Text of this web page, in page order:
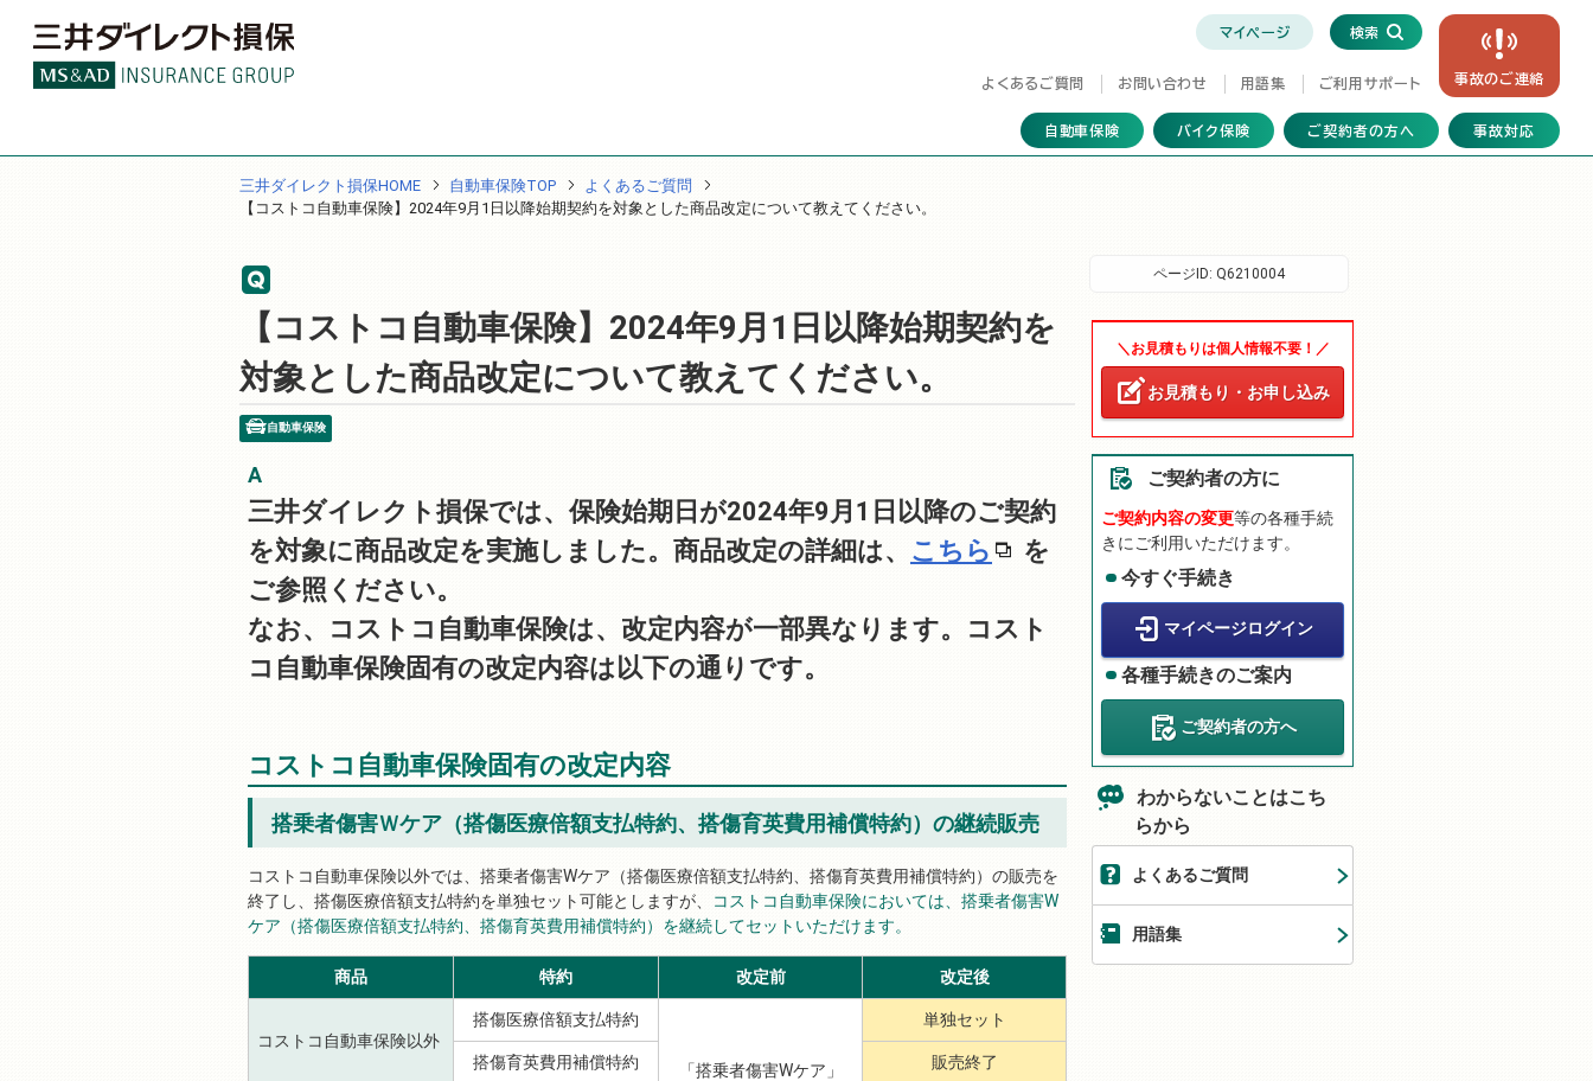
マイページ 検索
事故のご連絡
よくあるご質問 お問い合わせ 用語集 ご利用サポート
自動車保険 バイク保険 ご契約者の方へ 事故対応
三井ダイレクト損保HOME 自動車保険TOP
よくあるご質問
【コストコ自動車保険】2024年9月1日以降始期契約を対象とした商品改定について教えてください。
【コストコ自動車保険】2024年9月1日以降始期契約を
対象とした商品改定について教えてください。
自動車保険
三井ダイレクト損保では、保険始期日が2024年9月1日以降のご契約
を対象に商品改定を実施しました。商品改定の詳細は、 こちら
を
ご参照ください。
なお、コストコ自動車保険は、改定内容が一部異なります。コスト
コ自動車保険固有の改定内容は以下の通りです。
コストコ自動車保険固有の改定内容
搭乗者傷害Ｗケア（搭傷医療倍額支払特約、搭傷育英費用補償特約）の継続販売
コストコ自動車保険以外では、搭乗者傷害Wケア（搭傷医療倍額支払特約、搭傷育英費用補償特約）の販売を
終了し、搭傷医療倍額支払特約を単独セット可能としますが、
コストコ自動車保険においては、搭乗者傷害W
ケア（搭傷医療倍額支払特約、搭傷育英費用補償特約）を継続してセットいただけます。
商品 特約 改定前 改定後
コストコ自動車保険以外
搭傷医療倍額支払特約
「搭乗者傷害Wケア」
単独セット
搭傷育英費用補償特約 販売終了
＼お見積もりは個人情報不要！／
お見積もり・お申し込み
ご契約者の方に
ご契約内容の変更等の各種手続
きにご利用いただけます。
今すぐ手続き
マイページログイン
各種手続きのご案内
ご契約者の方へ
わからないことはこち
らから
よくあるご質問
用語集
ページID: Q6210004